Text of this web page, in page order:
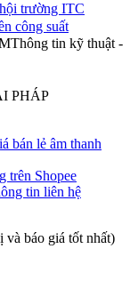
trường ITC
công suất
Thông tin kỹ thuật -
PHÁP
bán lẻ âm thanh
trên Shopee
tin liên hệ
báo giá tốt nhất)